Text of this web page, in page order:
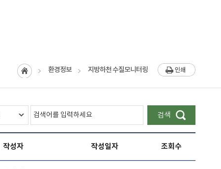
홈 환경정보 지방하천 수질모니터링
인쇄
검색어를
입력하세요
검색
작성자 작성일자 조회수